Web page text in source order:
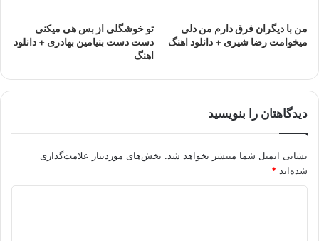
من با دیگران فرق دارم من دلی
میخوامت رضا شیری + دانلود اهنگ
تو خوشگلی از بس هی میکنی
دست دست بنیامین بهادری + دانلود
اهنگ
دیدگاهتان را بنویسید
نشانی ایمیل شما منتشر نخواهد شد. بخش‌های موردنیاز علامت‌گذاری
شده‌اند *